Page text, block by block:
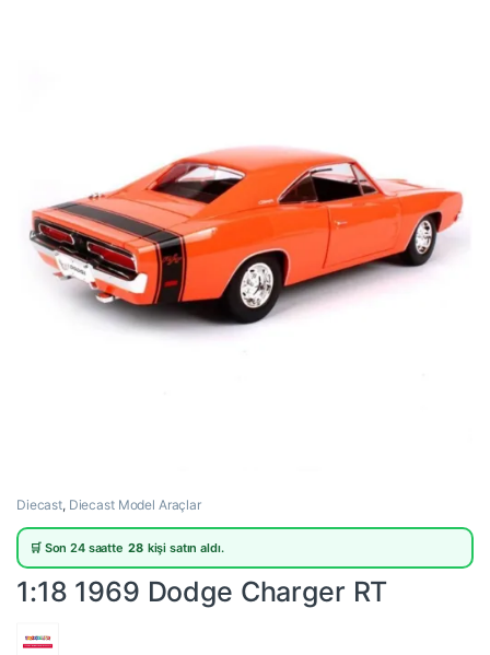
Diecast, Diecast Model Araçlar
🛒 Son 24 saatte 28 kişi satın aldı.
1:18 1969 Dodge Charger RT